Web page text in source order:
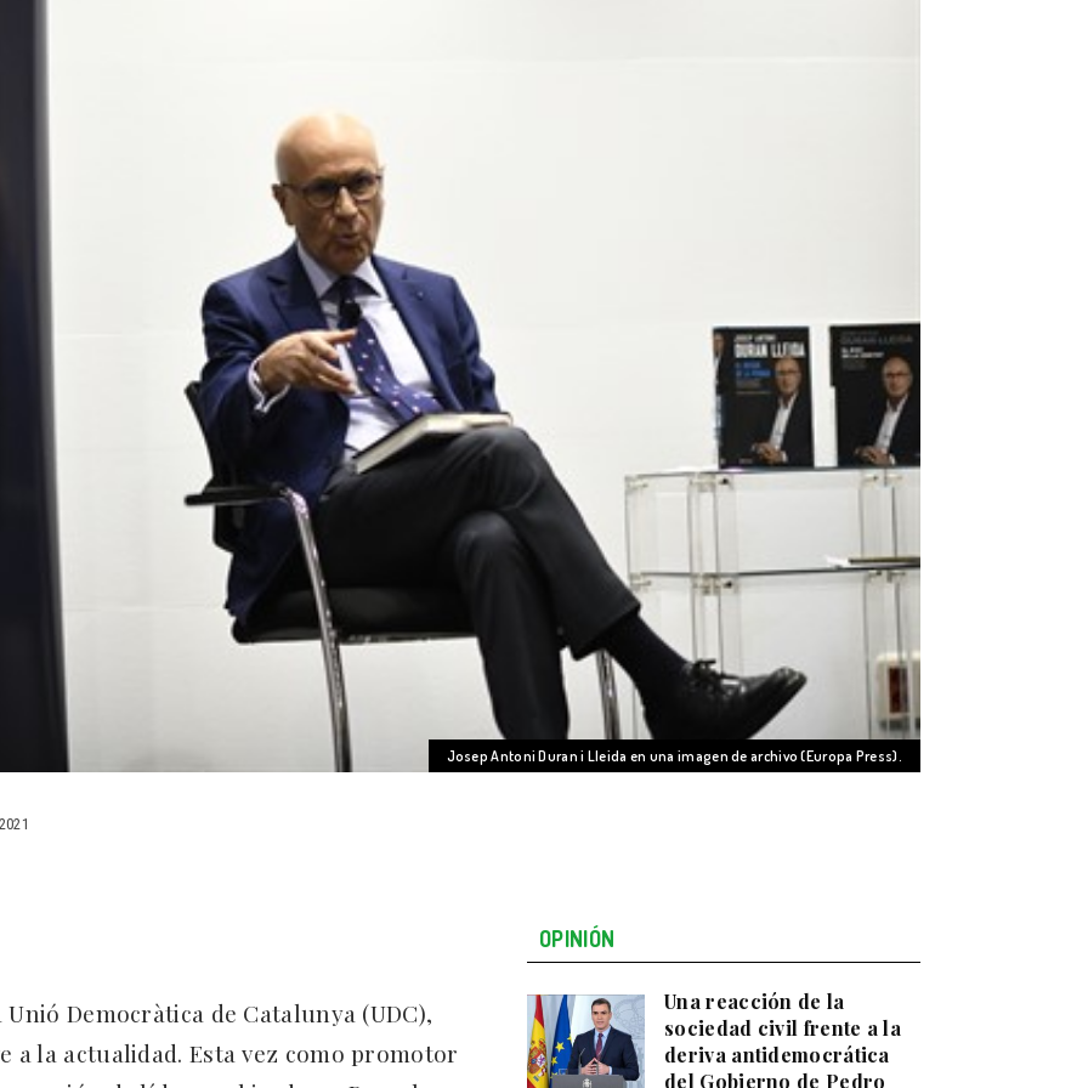
Josep Antoni Duran i Lleida en una imagen de archivo (Europa Press).
Democràtica de Catalunya (UDC),
a la actualidad. Esta vez como promotor
OPINIÓN
Una reacción de la
sociedad civil frente a la
deriva antidemocrática
del Gobierno de Pedro